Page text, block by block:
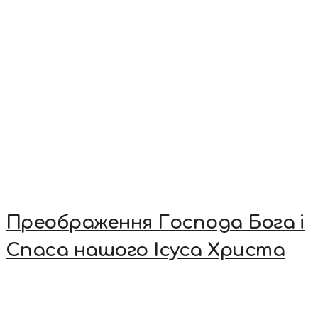
Преображення Господа Бога і
Спаса нашого Ісуса Христа